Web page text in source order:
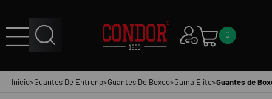
0
Inicio>Guantes De Entreno>Guantes De Boxeo>Gama Elite>Guantes de